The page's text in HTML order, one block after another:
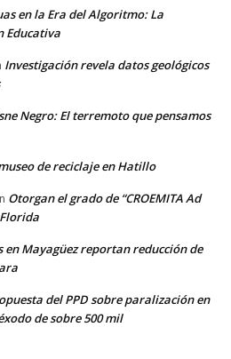
en la Era del Algoritmo: La
Educativa
Investigación revela datos geológicos
Negro: El terremoto que pensamos
de reciclaje en Hatillo
Otorgan el grado de “CROEMITA Ad
en Mayagüez reportan reducción de
del PPD sobre paralización en
de sobre 500 mil